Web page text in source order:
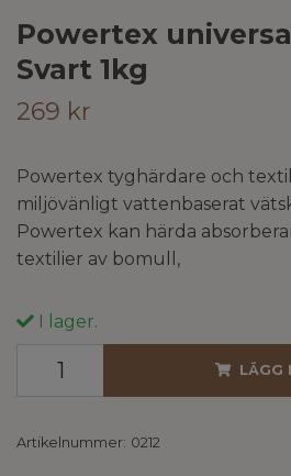
Powertex
Svart 1kg
269 kr
Powertex tyghärdare och
miljövänligt vattenbaserat
Powertex kan härda
textilier av bomull,
I lager.
LÄGG
Artikelnummer: 0212